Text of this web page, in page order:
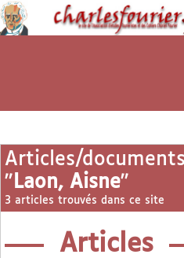
Articles/
" Laon, Aisne"
3 articles trouvés dans ce site
Articles